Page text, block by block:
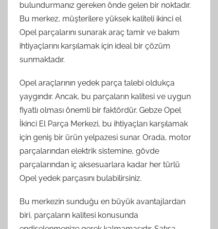
bulundurmanız gereken önde gelen bir noktadır.
Bu merkez, müşterilere yüksek kaliteli ikinci el
Opel parçalarını sunarak araç tamir ve bakım
ihtiyaçlarını karşılamak için ideal bir çözüm
sunmaktadır.
Opel araçlarının yedek parça talebi oldukça
yaygındır. Ancak, bu parçaların kalitesi ve uygun
fiyatlı olması önemli bir faktördür. Gebze Opel
İkinci El Parça Merkezi, bu ihtiyaçları karşılamak
için geniş bir ürün yelpazesi sunar. Orada, motor
parçalarından elektrik sistemine, gövde
parçalarından iç aksesuarlara kadar her türlü
Opel yedek parçasını bulabilirsiniz.
Bu merkezin sunduğu en büyük avantajlardan
biri, parçaların kalitesi konusunda